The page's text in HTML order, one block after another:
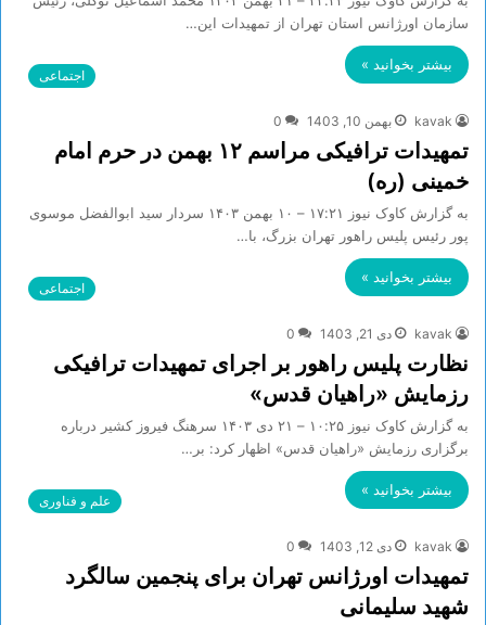
سازمان اورژانس استان تهران از تمهیدات این…
بیشتر بخوانید »
اجتماعی
kavak بهمن 10, 1403 0
تمهیدات ترافیکی مراسم ۱۲ بهمن در حرم امام
خمینی (ره)
به گزارش کاوک نیوز ۱۷:۲۱ – ۱۰ بهمن ۱۴۰۳ سردار سید ابوالفضل موسوی
پور رئیس پلیس راهور تهران بزرگ، با…
بیشتر بخوانید »
اجتماعی
kavak دی 21, 1403 0
نظارت پلیس راهور بر اجرای تمهیدات ترافیکی
رزمایش «راهیان قدس»
به گزارش کاوک نیوز ۱۰:۲۵ – ۲۱ دی ۱۴۰۳ سرهنگ فیروز کشیر درباره
برگزاری رزمایش «راهیان قدس» اظهار کرد: بر…
بیشتر بخوانید »
علم و فناوری
kavak دی 12, 1403 0
تمهیدات اورژانس تهران برای پنجمین سالگرد
شهید سلیمانی